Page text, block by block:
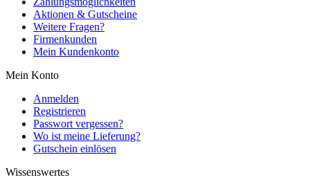
Aktionen & Gutscheine
Weitere Fragen?
Firmenkunden
Mein Kundenkonto
Mein Konto
Anmelden
Registrieren
Passwort vergessen?
Wo ist meine Lieferung?
Gutschein einlösen
Wissenswertes